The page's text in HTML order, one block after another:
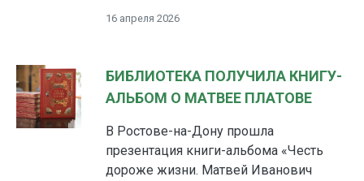
16 апреля 2026
БИБЛИОТЕКА ПОЛУЧИЛА КНИГУ-
АЛЬБОМ О МАТВЕЕ ПЛАТОВЕ
В Ростове-на-Дону прошла
презентация книги-альбома «Честь
дороже жизни. Матвей Иванович